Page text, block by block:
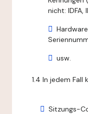
nicht: IDFA,
usw.
1.4 In jedem Fall
Sitzungs-